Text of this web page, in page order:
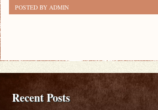
POSTED BY ADMIN
Recent Posts